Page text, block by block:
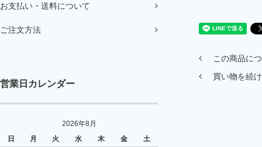
お支払い・送料について
ご注文方法
営業日カレンダー
2026年8月
日
月 火 水 木 金
土
この商品に
買い物を続